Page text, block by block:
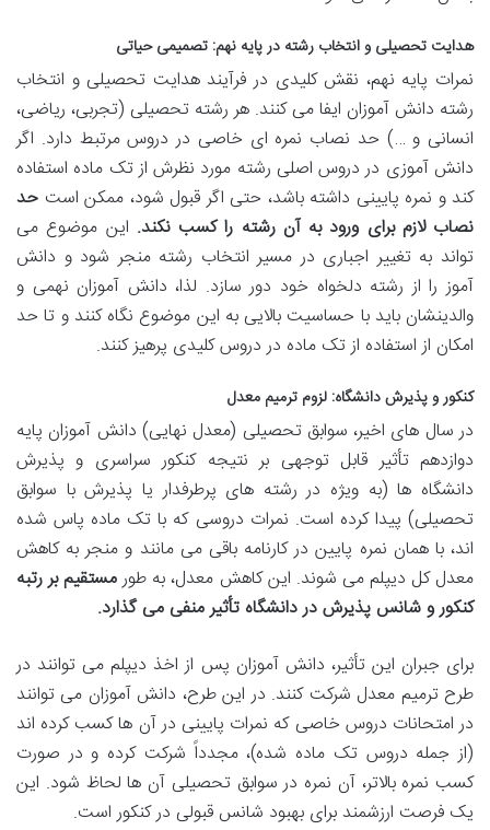
هدایت تحصیلی و انتخاب رشته در پایه نهم: تصمیمی حیاتی
نمرات پایه نهم، نقش کلیدی در فرآیند هدایت تحصیلی و انتخاب
رشته دانش آموزان ایفا می کنند. هر رشته تحصیلی (تجربی، ریاضی،
انسانی و …) حد نصاب نمره ای خاصی در دروس مرتبط دارد. اگر
دانش آموزی در دروس اصلی رشته مورد نظرش از تک ماده استفاده
کند و نمره پایینی داشته باشد، حتی اگر قبول شود، ممکن است حد
نصاب لازم برای ورود به آن رشته را کسب نکند. این موضوع می
تواند به تغییر اجباری در مسیر انتخاب رشته منجر شود و دانش
آموز را از رشته دلخواه خود دور سازد. لذا، دانش آموزان نهمی و
والدینشان باید با حساسیت بالایی به این موضوع نگاه کنند و تا حد
امکان از استفاده از تک ماده در دروس کلیدی پرهیز کنند.
کنکور و پذیرش دانشگاه: لزوم ترمیم معدل
در سال های اخیر، سوابق تحصیلی (معدل نهایی) دانش آموزان پایه
دوازدهم تأثیر قابل توجهی بر نتیجه کنکور سراسری و پذیرش
دانشگاه ها (به ویژه در رشته های پرطرفدار یا پذیرش با سوابق
تحصیلی) پیدا کرده است. نمرات دروسی که با تک ماده پاس شده
اند، با همان نمره پایین در کارنامه باقی می مانند و منجر به کاهش
معدل کل دیپلم می شوند. این کاهش معدل، به طورمستقیم بر رتبه
کنکور و شانس پذیرش در دانشگاه تأثیر منفی می گذارد.
برای جبران این تأثیر، دانش آموزان پس از اخذ دیپلم می توانند در
طرح ترمیم معدل شرکت کنند. در این طرح، دانش آموزان می توانند
در امتحانات دروس خاصی که نمرات پایینی در آن ها کسب کرده اند
(از جمله دروس تک ماده شده)، مجدداً شرکت کرده و در صورت
کسب نمره بالاتر، آن نمره در سوابق تحصیلی آن ها لحاظ شود. این
یک فرصت ارزشمند برای بهبود شانس قبولی در کنکور است.